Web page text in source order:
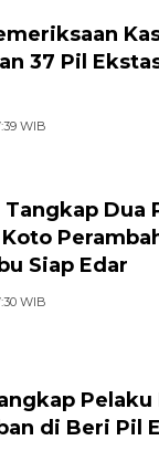
37 Pil
WIB
Dua
Siap Edar
WIB
Pelaku
di Beri Pil